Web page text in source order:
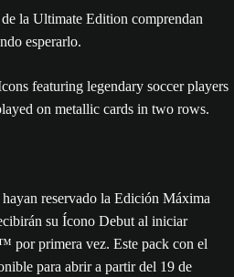
la Ultimate Edition comprendan
esperarlo.
hayan reservado la Edición Máxima
su Ícono Debut al iniciar
por primera vez. Este pack con el
para abrir a partir del 19 de